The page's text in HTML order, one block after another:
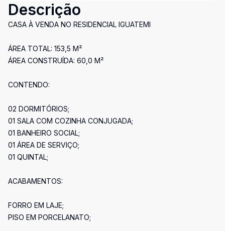
Descrição
CASA À VENDA NO RESIDENCIAL IGUATEMI
ÁREA TOTAL: 153,5 M²
ÁREA CONSTRUÍDA: 60,0 M²
CONTENDO:
02 DORMITÓRIOS;
01 SALA COM COZINHA CONJUGADA;
01 BANHEIRO SOCIAL;
01 ÁREA DE SERVIÇO;
01 QUINTAL;
ACABAMENTOS:
FORRO EM LAJE;
PISO EM PORCELANATO;